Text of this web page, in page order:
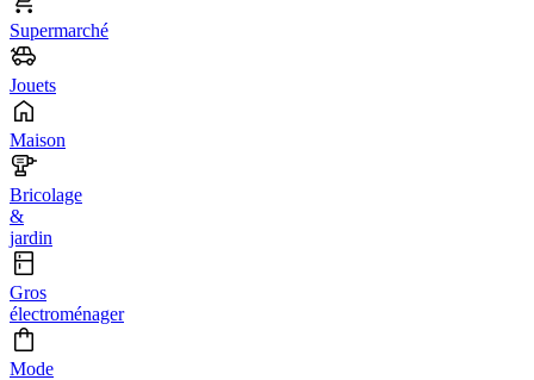
Supermarché
Jouets
Maison
Bricolage
&
jardin
Gros
électroménager
Mode